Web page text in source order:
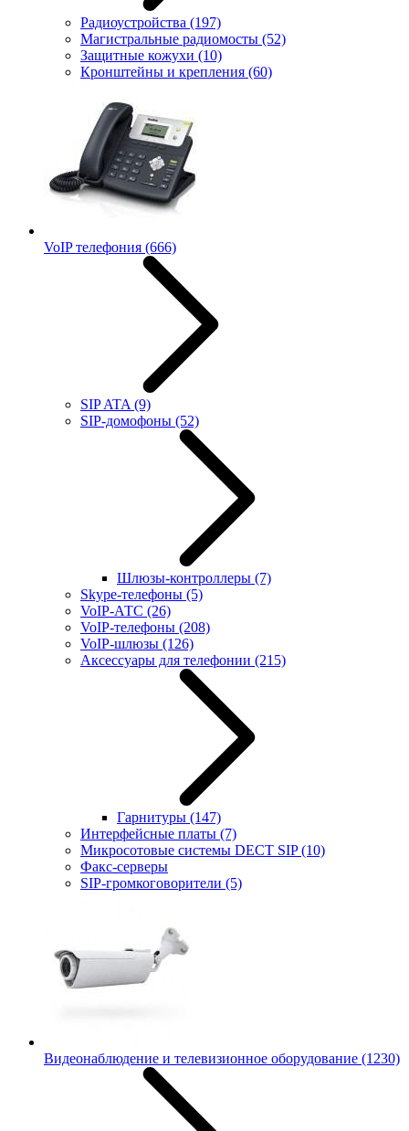
Радиоустройства (197)
Магистральные радиомосты (52)
Защитные кожухи (10)
Кронштейны и крепления (60)
VoIP телефония (666)
SIP ATA (9)
SIP-домофоны (52)
Шлюзы-контроллеры (7)
Skype-телефоны (5)
VoIP-АТС (26)
VoIP-телефоны (208)
VoIP-шлюзы (126)
Аксессуары для телефонии (215)
Гарнитуры (147)
Интерфейсные платы (7)
Микросотовые системы DECT SIP(10)
Факс-серверы
SIP-громкоговорители (5)
Видеонаблюдение и телевизионное оборудование (1230)